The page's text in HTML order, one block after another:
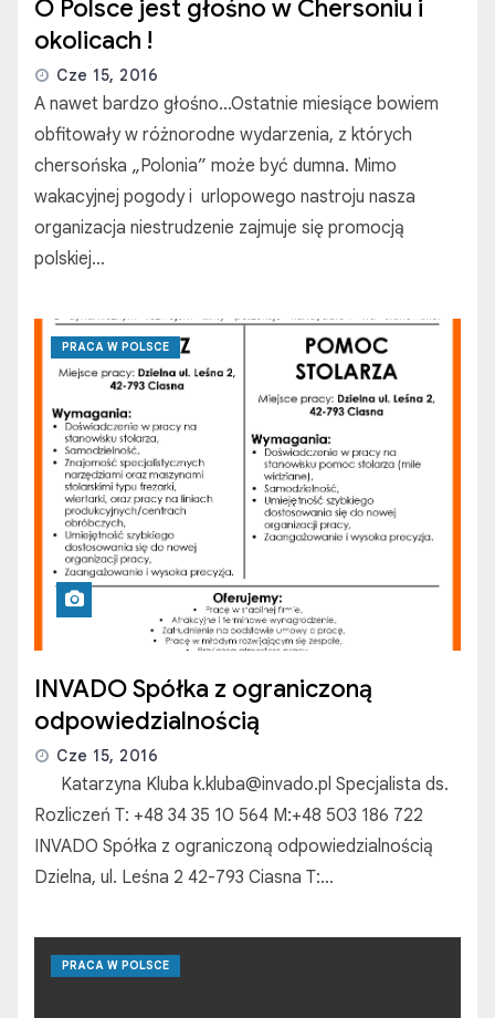
O Polsce jest głośno w Chersoniu i
okolicach !
Cze 15, 2016
A nawet bardzo głośno…Ostatnie miesiące bowiem
obfitowały w różnorodne wydarzenia, z których
chersońska „Polonia” może być dumna. Mimo
wakacyjnej pogody i urlopowego nastroju nasza
organizacja niestrudzenie zajmuje się promocją
polskiej…
PRACA W POLSCE
INVADO Spółka z ograniczoną
odpowiedzialnością
Cze 15, 2016
Katarzyna Kluba k.kluba@invado.pl Specjalista ds.
Rozliczeń T: +48 34 35 10 564 M:+48 503 186 722
INVADO Spółka z ograniczoną odpowiedzialnością
Dzielna, ul. Leśna 2 42-793 Ciasna T:…
PRACA W POLSCE